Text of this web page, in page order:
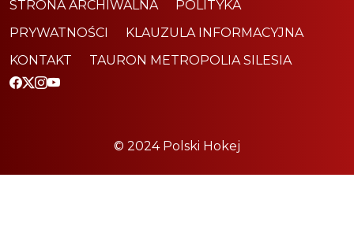
STRONA ARCHIWALNA
POLITYKA
PRYWATNOŚCI
KLAUZULA INFORMACYJNA
KONTAKT
TAURON METROPOLIA SILESIA
© 2024 Polski Hokej